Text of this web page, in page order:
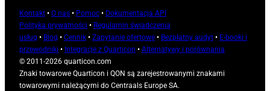
Kontakt • O nas • Pomoc • Dokumentacja API
Polityka prywatności • Regulamin świadczenia
usług • Blog • Cennik • Zapytanie ofertowe • Bezpłatny audyt • E-booki i
przewodniki • Integracje z Quarticon • Alternatywy i porównania
© 2011-2026 quarticon.com
Znaki towarowe Quarticon i QON są zarejestrowanymi znakami
towarowymi należącymi do Centraals Europe SA.